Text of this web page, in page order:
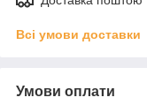
Всі умови доставки
Умови оплати